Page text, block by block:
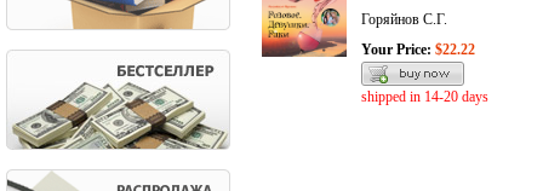
Горяйнов С.Г.
Your Price: $22.22
shipped in 14-20 days